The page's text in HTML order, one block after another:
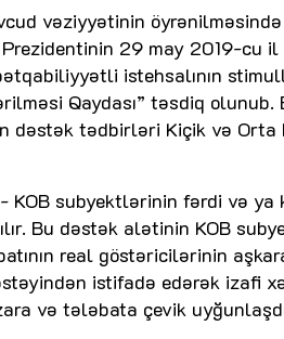
vəziyyətinin
29 may 2019-cu
istehsalının
Qaydası” təsdiq
dəstək tədbirləri Kiçik və
KOB subyektlərinin fərdi və
Bu dəstək alətinin KOB
real göstəricilərinin
istifadə edərək izafi
və tələbata çevik